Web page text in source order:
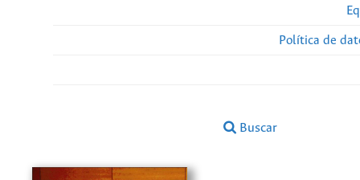
Política de
Buscar